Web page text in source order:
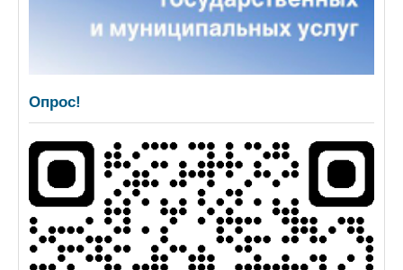
Опрос!